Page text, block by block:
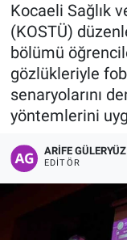
Kocaeli Sağlık
(KOSTÜ)
bölümü
gözlükleriyle
senaryolarını
yöntemlerini
ARIFE GÜLERYÜZ
EDITÖR
Kilimli
Asayiş
Spor
Süper Lig
Tüm
Son Dakika